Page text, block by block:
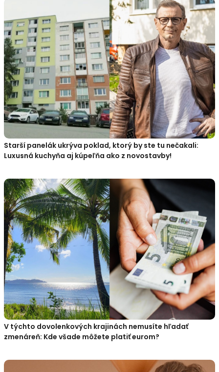
Starší panelák ukrýva poklad, ktorý by ste tu nečakali:
Luxusná kuchyňa aj kúpeľňa ako z novostavby!
V týchto dovolenkových krajinách nemusíte hľadať
zmenáreň: Kde všade môžete platiť eurom?